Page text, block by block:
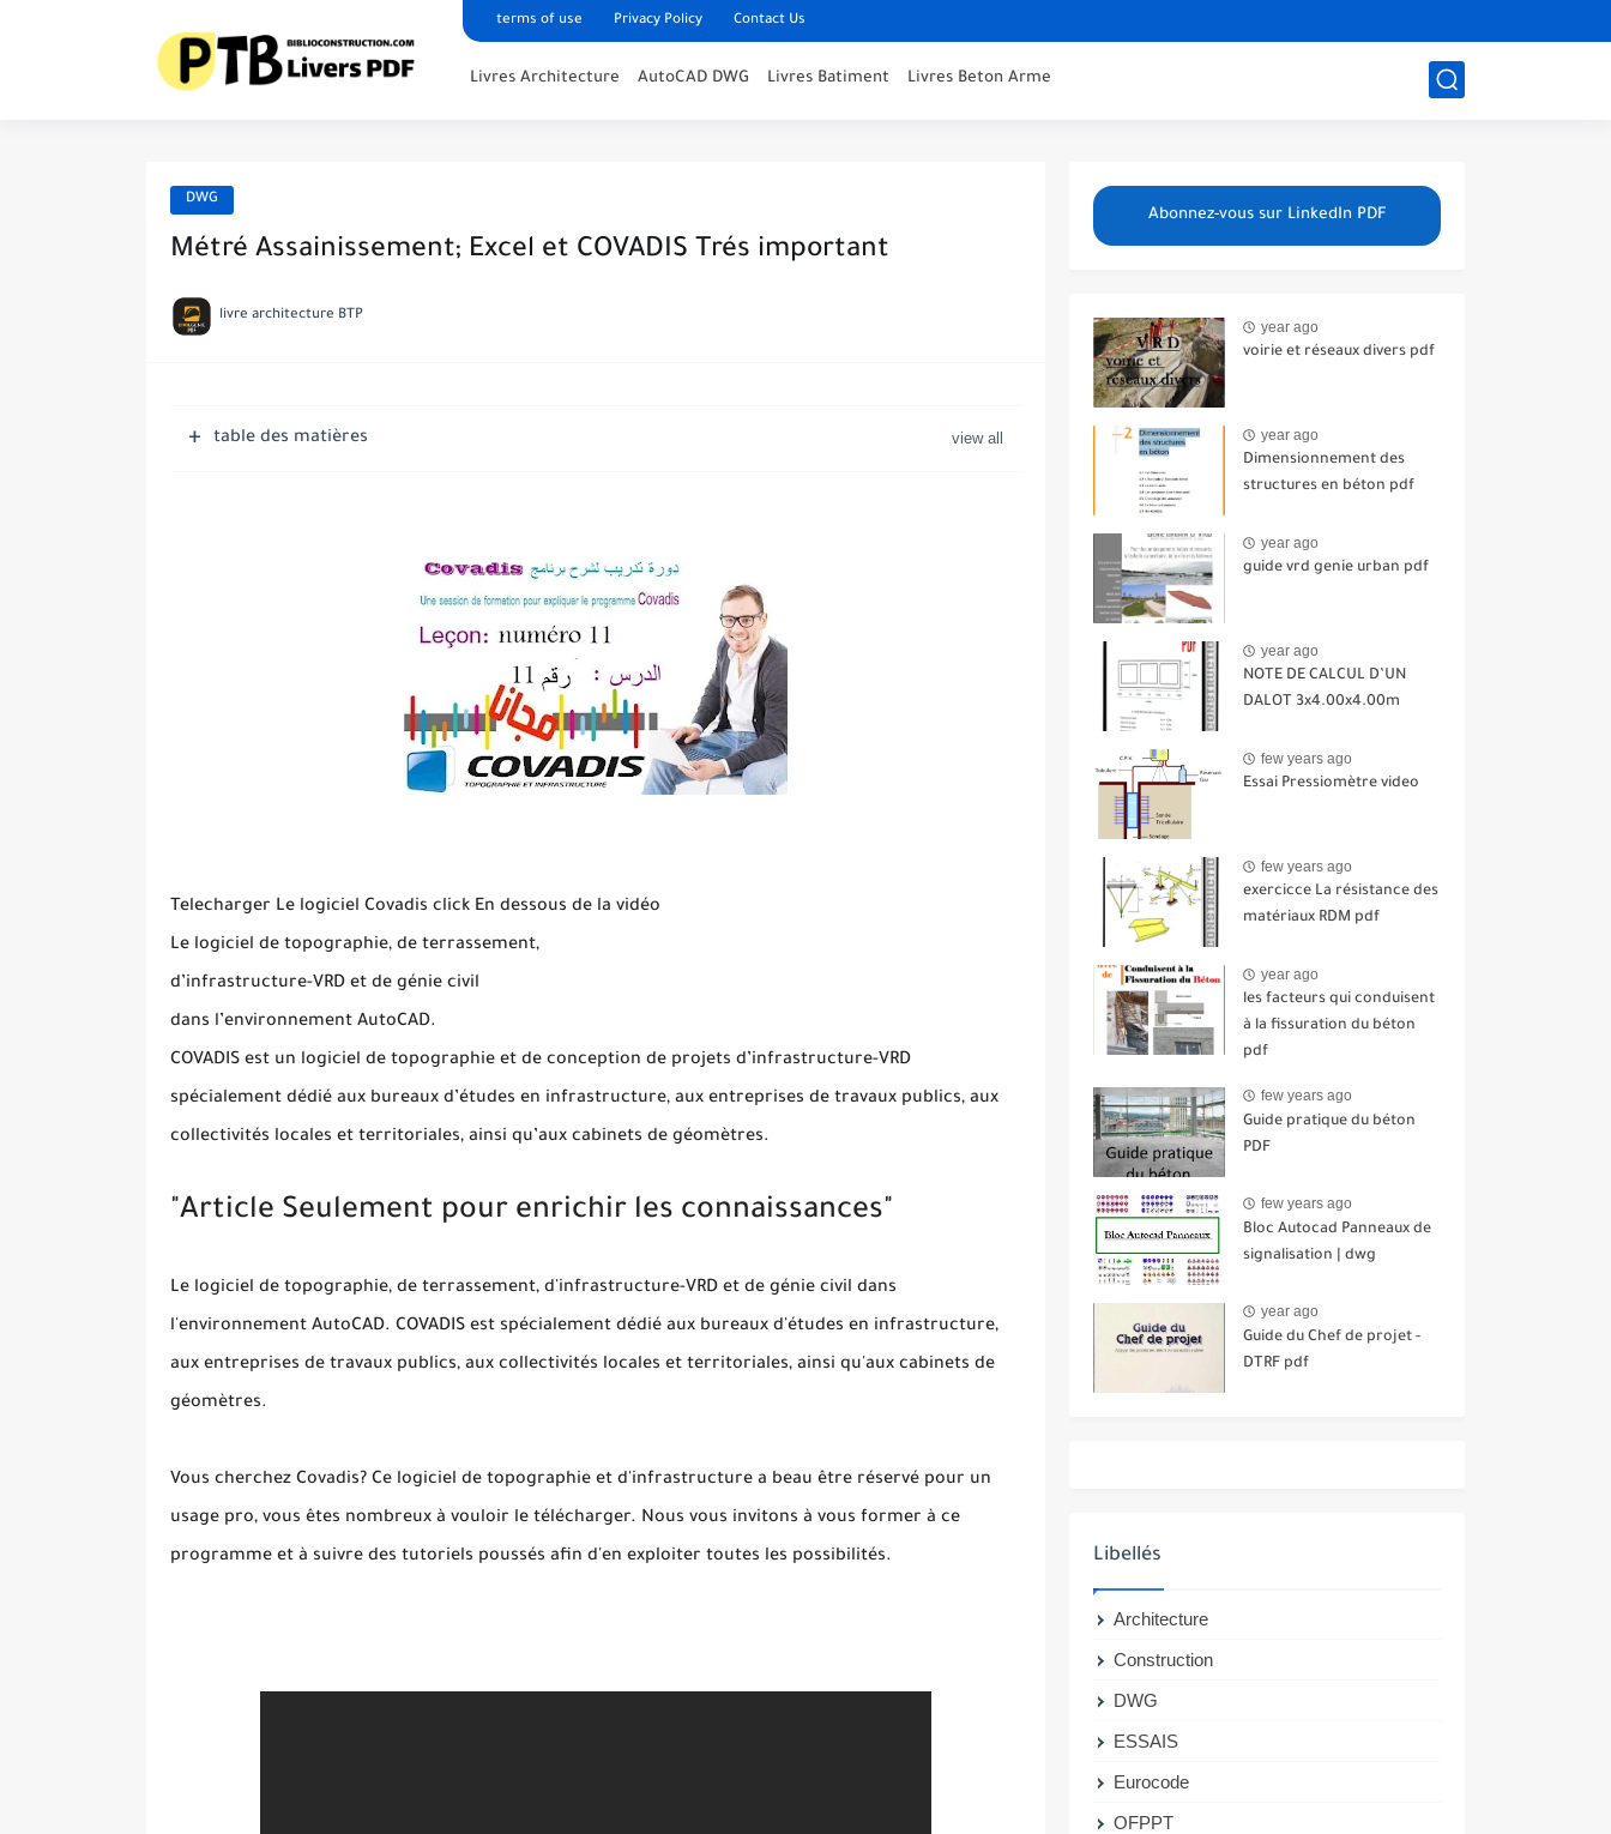
terms of use Privacy Policy Contact Us
Livres Architecture AutoCAD DWG Livres Batiment Livres Beton Arme
DWG
Métré Assainissement; Excel et COVADIS Trés important
livre architecture BTP
table des matières
Telecharger Le logiciel Covadis click En dessous de la vidéo
Le logiciel de topographie, de terrassement,
d’infrastructure-VRD et de génie civil
dans l’environnement AutoCAD.
COVADIS est un logiciel de topographie et de conception de projets d’infrastructure-VRD
spécialement dédié aux bureaux d’études en infrastructure, aux entreprises de travaux publics, aux
collectivités locales et territoriales, ainsi qu’aux cabinets de géomètres.
"Article Seulement pour enrichir les connaissances"
Le logiciel de topographie, de terrassement, d'infrastructure-VRD et de génie civil dans
l'environnement AutoCAD. COVADIS est spécialement dédié aux bureaux d'études en infrastructure,
aux entreprises de travaux publics, aux collectivités locales et territoriales, ainsi qu'aux cabinets de
géomètres.
Vous cherchez Covadis? Ce logiciel de topographie et d'infrastructure a beau être réservé pour un
usage pro, vous êtes nombreux à vouloir le télécharger. Nous vous invitons à vous former à ce
programme et à suivre des tutoriels poussés afin d'en exploiter toutes les possibilités.
Abonnez-vous sur LinkedIn PDF
year ago
voirie et réseaux divers pdf
year ago
Dimensionnement des
structures en béton pdf
year ago
guide vrd genie urban pdf
year ago
NOTE DE CALCUL D’UN
DALOT 3x4.00x4.00m
few years ago
Essai Pressiomètre video
few years ago
exercicce La résistance des
matériaux RDM pdf
year ago
les facteurs qui conduisent
à la fissuration du béton
pdf
few years ago
Guide pratique du béton
PDF
few years ago
Bloc Autocad Panneaux de
signalisation | dwg
year ago
Guide du Chef de projet -
DTRF pdf
Libellés
Architecture
Construction
DWG
ESSAIS
Eurocode
OFPPT